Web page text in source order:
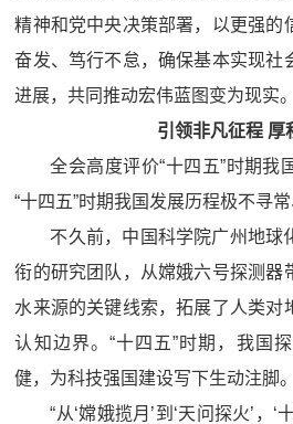
精神和党中央决策部署，以更强的
奋发、笃行不怠，确保基本实现社
进展，共同推动宏伟蓝图变为现实。
引领非凡征程 厚
全会高度评价“十四五”时期我
“十四五”时期我国发展历程极不寻常
不久前，中国科学院广州地球
衔的研究团队，从嫦娥六号探测器
水来源的关键线索，拓展了人类对
认知边界。“十四五”时期，我国
健，为科技强国建设写下生动注脚。
“从‘嫦娥揽月’到‘天问探火’，